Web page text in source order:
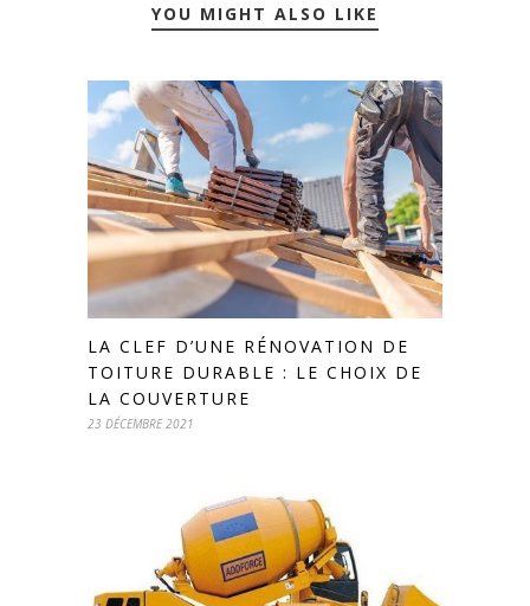
YOU MIGHT ALSO LIKE
LA CLEF D’UNE RÉNOVATION DE
TOITURE DURABLE : LE CHOIX DE
LA COUVERTURE
23 DÉCEMBRE 2021